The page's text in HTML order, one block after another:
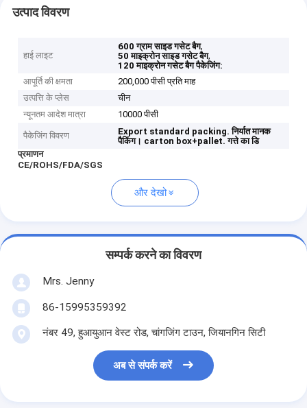
उत्पाद विवरण
हाई लाइट
600 ग्राम साइड गसेट बैग,
50 माइक्रोन साइड गसेट बैग,
120 माइक्रोन गसेट बैग पैकेजिंग:
आपूर्ति की क्षमता
200,000 पीसी प्रति माह
उत्पत्ति के प्लेस
चीन
न्यूनतम आदेश मात्रा
10000 पीसी
पैकेजिंग विवरण Export standard packing. निर्यात मानक
पैकिंग। carton box+pallet. गत्ते का डि
प्रमाणन
CE/ROHS/FDA/SGS
और देखो
सम्पर्क करने का विवरण
Mrs. Jenny
86-15995359392
नंबर 49, हुआयुआन वेस्ट रोड, चांगजिंग टाउन, जियानगिन सिटी
अब से संपर्क करें